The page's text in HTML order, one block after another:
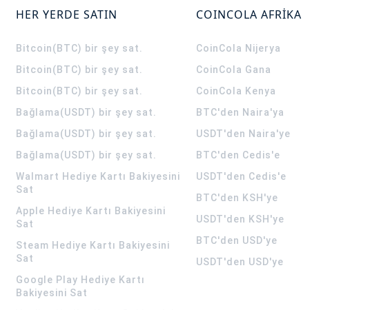
HER YERDE SATIN
Bitcoin(BTC) bir şey sat.
Bitcoin(BTC) bir şey sat.
Bitcoin(BTC) bir şey sat.
Bağlama(USDT) bir şey sat.
Bağlama(USDT) bir şey sat.
Bağlama(USDT) bir şey sat.
Walmart Hediye Kartı Bakiyesini
Sat
Apple Hediye Kartı Bakiyesini
Sat
Steam Hediye Kartı Bakiyesini
Sat
Google Play Hediye Kartı
Bakiyesini Sat
COINCOLA AFRİKA
CoinCola Nijerya
CoinCola Gana
CoinCola Kenya
BTC'den Naira'ya
USDT'den Naira'ye
BTC'den Cedis'e
USDT'den Cedis'e
BTC'den KSH'ye
USDT'den KSH'ye
BTC'den USD'ye
USDT'den USD'ye